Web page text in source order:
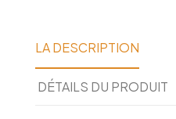
LA DESCRIPTION
DÉTAILS DU PRODUIT